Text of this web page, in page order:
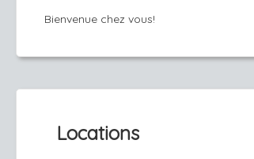
Bienvenue chez vous!
Locations